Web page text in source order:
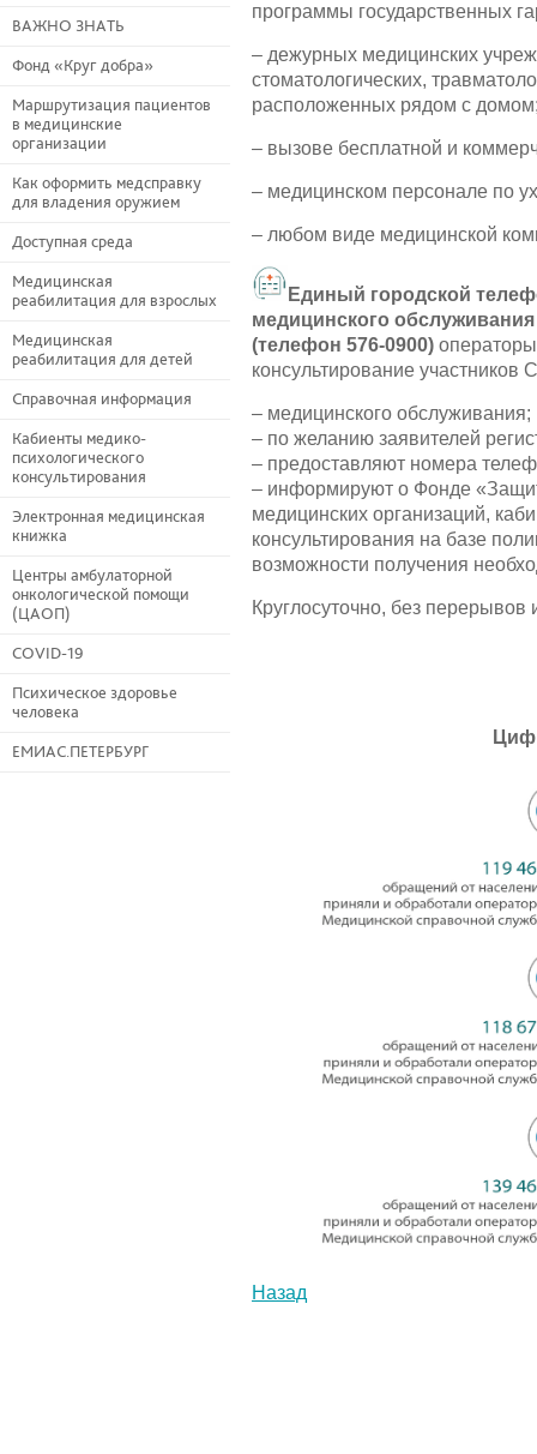
ВАЖНО ЗНАТЬ
Фонд «Круг добра»
Маршрутизация пациентов
в медицинские
организации
Как оформить медсправку
для владения оружием
Доступная среда
Медицинская
реабилитация для взрослых
Медицинская
реабилитация для детей
Справочная информация
Кабиенты медико-
психологического
консультирования
Электронная медицинская
книжка
Центры амбулаторной
онкологической помощи
(ЦАОП)
COVID-19
Психическое здоровье
человека
ЕМИАС.ПЕТЕРБУРГ
программы государственных
– дежурных медицинских
стоматологических,
расположенных рядом с
– вызове бесплатной и
– медицинском персонале по
– любом виде медицинской
Единый городской
медицинского
(телефон 576-0900)
консультирование
– медицинского обслуживания;
– по желанию заявителей
– предоставляют номера
– информируют о Фонде
медицинских организаций,
консультирования на базе
возможности получения
Круглосуточно, без
Назад